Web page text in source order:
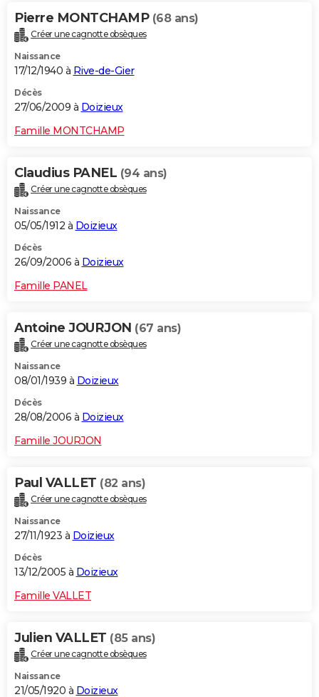
Pierre MONTCHAMP (68 ans)
Créer une cagnotte obsèques
Naissance
17/12/1940 à Rive-de-Gier
Décès
27/06/2009 à Doizieux
Famille MONTCHAMP
Claudius PANEL (94 ans)
Créer une cagnotte obsèques
Naissance
05/05/1912 à Doizieux
Décès
26/09/2006 à Doizieux
Famille PANEL
Antoine JOURJON (67 ans)
Créer une cagnotte obsèques
Naissance
08/01/1939 à Doizieux
Décès
28/08/2006 à Doizieux
Famille JOURJON
Paul VALLET (82 ans)
Créer une cagnotte obsèques
Naissance
27/11/1923 à Doizieux
Décès
13/12/2005 à Doizieux
Famille VALLET
Julien VALLET (85 ans)
Créer une cagnotte obsèques
Naissance
21/05/1920 à Doizieux